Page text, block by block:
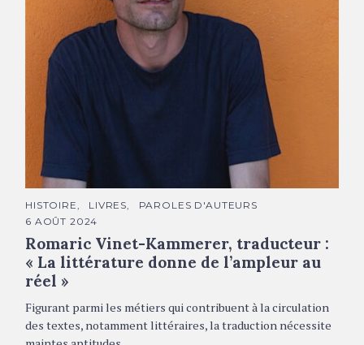
Romaric Vinet-Kammerer © Yves Beloniak
C
T
É
G
O
R
I
E
HISTOIRE LIVRES
PAROLES D'AUTEURS
6 AOÛT 2024
Romaric Vinet-Kammerer, traducteur :
« La littérature donne de l’ampleur au
réel »
Figurant parmi les métiers qui contribuent à la circulation
des textes, notamment littéraires, la traduction nécessite